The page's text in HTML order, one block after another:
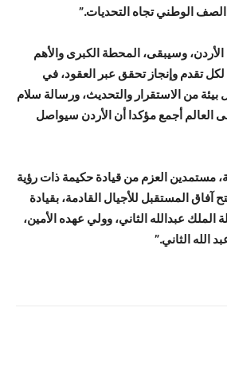
الصف الوطني تجاه التحديات.”
الأردن، وسيبقى، المحطة الكبرى والأهم
لكل تقدم وإنجاز تحقق عبر العقود، في
من الاستقرار والتحديث، ورسالة سلام
العالم أجمعمؤكدا أن الأردن سيواصل
مستمدين العزم من قيادة حكيمة ذات رؤية
آفاق المستقبل للأجيال القادمة، بقيادة
الملك عبدالله الثاني، وولي عهده الأمين،
الله الثاني.”